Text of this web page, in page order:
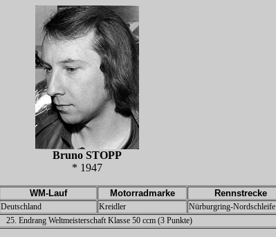
Bruno STOPP
* 1947
WM-Lauf Motorradmarke Rennstrecke
Deutschland Kreidler
Nürburgring-Nordschleife
25. Endrang Weltmeisterschaft Klasse 50 ccm (3 Punkte)